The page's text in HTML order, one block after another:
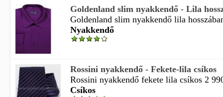
Goldenland slim nyakkendő - Lila
Goldenland slim nyakkendő lila
Nyakkendő
Rossini nyakkendő - Fekete-lila csíkos
Rossini nyakkendő fekete lila csíkos 2
Csíkos